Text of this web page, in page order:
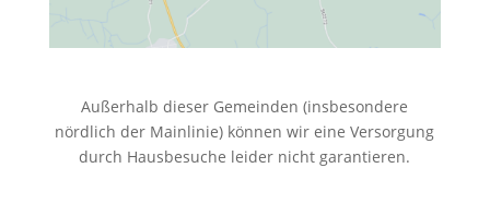
Außerhalb dieser Gemeinden (insbesondere
nördlich der Mainlinie) können wir eine Versorgung
durch Hausbesuche leider nicht garantieren.